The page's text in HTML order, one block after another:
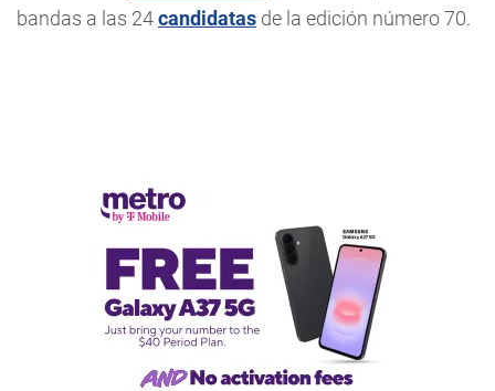
bandas a las 24candidatas de la edición número 70.